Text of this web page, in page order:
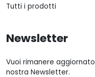
Tutti i prodotti
Newsletter
Vuoi rimanere
nostra Newsletter.